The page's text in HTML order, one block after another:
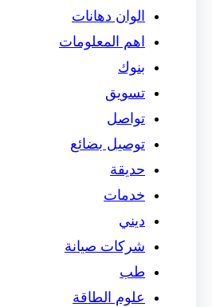
الوان دهانات
اهم المعلومات
بنوك
تسويق
تواصل
توصيل بضائع
حديقة
خدمات
ديني
شركات صيانة
طب
علوم الطاقة